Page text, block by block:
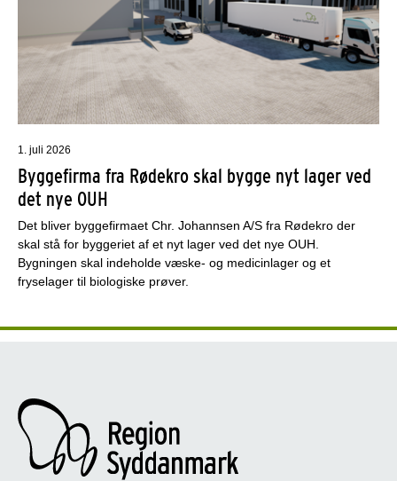
1. juli 2026
Byggefirma fra Rødekro skal bygge nyt lager ved
det nye OUH
Det bliver byggefirmaet Chr. Johannsen A/S fra Rødekro der
skal stå for byggeriet af et nyt lager ved det nye OUH.
Bygningen skal indeholde væske- og medicinlager og et
fryselager til biologiske prøver.